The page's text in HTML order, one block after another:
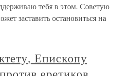
тебя в этом. Советую
заставить остановиться на
Епископу